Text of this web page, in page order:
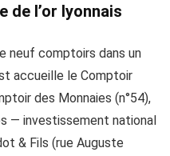
de l’or lyonnais
neuf comptoirs dans un
accueille le Comptoir
des Monnaies (n°54),
— investissement national
& Fils (rue Auguste